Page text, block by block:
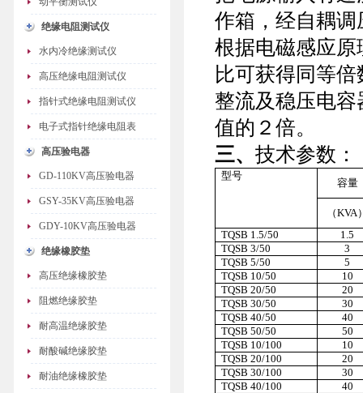
绝缘电阻测试仪
水内冷绝缘测试仪
高压绝缘电阻测试仪
指针式绝缘电阻测试仪
电子式指针绝缘电阻表
高压验电器
GD-110KV高压验电器
GSY-35KV高压验电器
GDY-10KV高压验电器
绝缘橡胶垫
高压绝缘橡胶垫
阻燃绝缘胶垫
耐高温绝缘胶垫
耐酸碱绝缘胶垫
耐油绝缘橡胶垫
作箱，经自耦
根据电磁感应
比可获得同等
整流及稳压电
值的２倍。
三、 技术参数：
型号
容量
（KVA
TQSB 1.5/50
1.5
TQSB 3/50
3
TQSB 5/50
5
TQSB 10/50
10
TQSB 20/50
20
TQSB 30/50
30
TQSB 40/50
40
TQSB 50/50
50
TQSB 10/100
10
TQSB 20/100
20
TQSB 30/100
30
TQSB 40/100
40